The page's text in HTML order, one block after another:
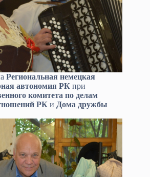
Региональная немецкая
автономия РК при
комитета по делам
РК и Дома дружбы